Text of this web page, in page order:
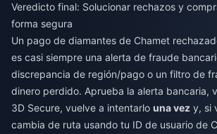
Veredicto final: Solucionar rechazos y
forma segura
Un pago de diamantes de Chamet
es casi siempre una alerta de fraude
discrepancia de región/pago o un filtro de
dinero perdido. Aprueba la alerta bancaria,
3D Secure, vuelve a intentarlo una vez y, si
cambia de ruta usando tu ID de usuario de